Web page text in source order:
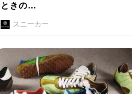
ときの…
スニーカー